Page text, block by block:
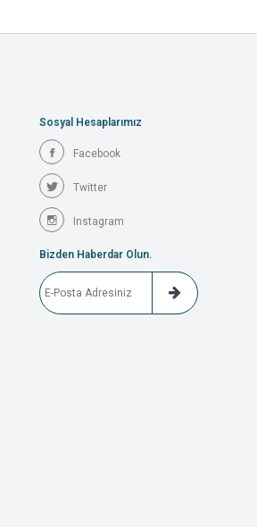
Sosyal Hesaplarımız
Facebook
Twitter
Instagram
Bizden Haberdar Olun.